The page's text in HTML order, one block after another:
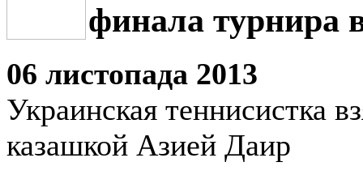
финала турнира
06 листопада 2013
Украинская теннисистка
казашкой Азией Даир